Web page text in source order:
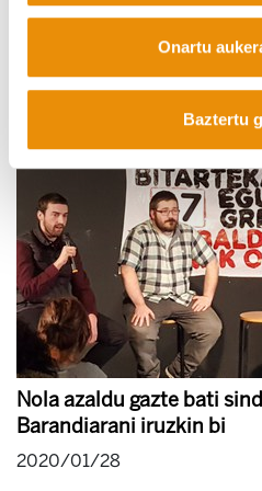
Onartu
Baztertu
Greba orokorrerako
Nola azaldu gazte bati
Barandiarani iruzkin bi
2020/01/28